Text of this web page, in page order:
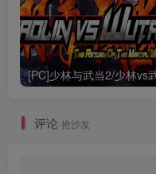
评论 抢沙发